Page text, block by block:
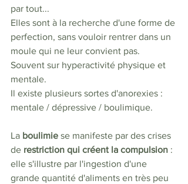
par tout...
Elles sont à la recherche d'une forme de
perfection, sans vouloir rentrer dans un
moule qui ne leur convient pas.
Souvent sur hyperactivité physique et
mentale.
Il existe plusieurs sortes d'anorexies :
mentale / dépressive / boulimique.
La boulimie se manifeste par des crises
de restriction qui créent la compulsion :
elle s'illustre par l'ingestion d'une
grande quantité d'aliments en très peu